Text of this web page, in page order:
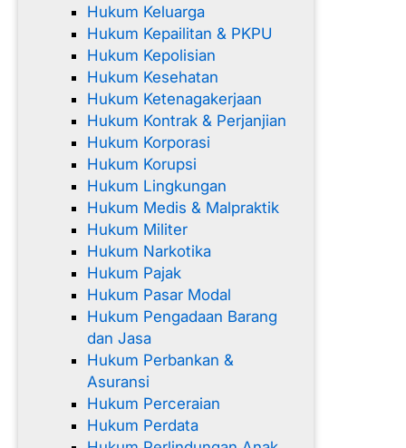
Hukum Keluarga
Hukum Kepailitan & PKPU
Hukum Kepolisian
Hukum Kesehatan
Hukum Ketenagakerjaan
Hukum Kontrak & Perjanjian
Hukum Korporasi
Hukum Korupsi
Hukum Lingkungan
Hukum Medis & Malpraktik
Hukum Militer
Hukum Narkotika
Hukum Pajak
Hukum Pasar Modal
Hukum Pengadaan Barang
dan Jasa
Hukum Perbankan &
Asuransi
Hukum Perceraian
Hukum Perdata